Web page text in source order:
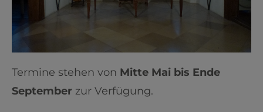
Termine stehen von Mitte Mai bis Ende
September zur Verfügung.